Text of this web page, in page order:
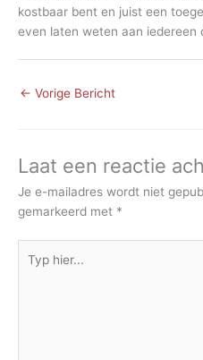
kostbaar bent en juist een
even laten weten aan iedereen
← Vorige Bericht
Laat een reactie
Je e-mailadres wordt niet
gemarkeerd met *
hier...